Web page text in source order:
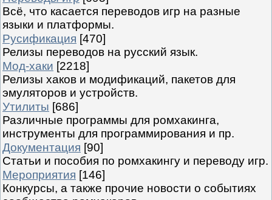
Всё, что касается переводов игр на разные
языки и платформы.
Русификация [470]
Релизы переводов на русский язык.
Мод-хаки [2218]
Релизы хаков и модификаций, пакетов для
эмуляторов и устройств.
Утилиты [686]
Различные программы для ромхакинга,
инструменты для программирования и пр.
Документация [90]
Статьи и пособия по ромхакингу и переводу игр.
Мероприятия [146]
Конкурсы, а также прочие новости о событиях